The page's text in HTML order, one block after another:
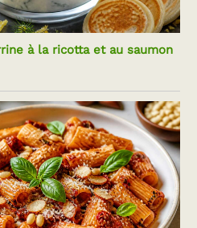
à la ricotta et au saumon